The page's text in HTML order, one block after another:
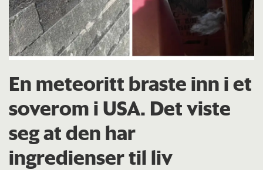
En meteoritt braste inn i et
soverom i USA. Det viste
seg at den har
ingredienser til liv